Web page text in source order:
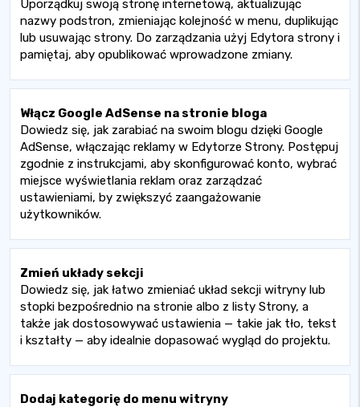
Uporządkuj swoją stronę internetową, aktualizując
nazwy podstron, zmieniając kolejność w menu, duplikując
lub usuwając strony. Do zarządzania użyj Edytora strony i
pamiętaj, aby opublikować wprowadzone zmiany.
Włącz Google AdSense na stronie bloga
Dowiedz się, jak zarabiać na swoim blogu dzięki Google
AdSense, włączając reklamy w Edytorze Strony. Postępuj
zgodnie z instrukcjami, aby skonfigurować konto, wybrać
miejsce wyświetlania reklam oraz zarządzać
ustawieniami, by zwiększyć zaangażowanie
użytkowników.
Zmień układy sekcji
Dowiedz się, jak łatwo zmieniać układ sekcji witryny lub
stopki bezpośrednio na stronie albo z listy Strony, a
także jak dostosowywać ustawienia — takie jak tło, tekst
i kształty — aby idealnie dopasować wygląd do projektu.
Dodaj kategorię do menu witryny